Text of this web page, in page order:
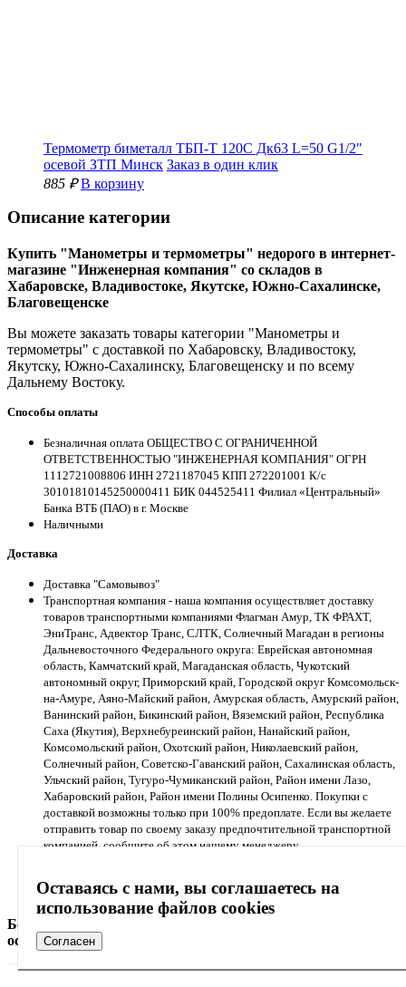
Термометр биметалл ТБП-Т 120С Дк63 L=50 G1/2"
осевой ЗТП Минск Заказ в один клик
885 ₽ В корзину
Описание категории
Купить "Манометры и термометры" недорого в интернет-
магазине "Инженерная компания" со складов в
Хабаровске, Владивостоке, Якутске, Южно-Сахалинске,
Благовещенске
Вы можете заказать товары категории "Манометры и
термометры" с доставкой по Хабаровску, Владивостоку,
Якутску, Южно-Сахалинску, Благовещенску и по всему
Дальнему Востоку.
Способы оплаты
Безналичная оплата ОБЩЕСТВО С ОГРАНИЧЕННОЙ
ОТВЕТСТВЕННОСТЬЮ "ИНЖЕНЕРНАЯ КОМПАНИЯ" ОГРН
1112721008806 ИНН 2721187045 КПП 272201001 К/с
30101810145250000411 БИК 044525411 Филиал «Центральный»
Банка ВТБ (ПАО) в г. Москве
Наличными
Доставка
Доставка "Самовывоз"
Транспортная компания - наша компания осуществляет доставку
товаров транспортными компаниями Флагман Амур, ТК ФРАХТ,
ЭниТранс, Адвектор Транс, СЛТК, Солнечный Магадан в регионы
Дальневосточного Федерального округа: Еврейская автономная
область, Камчатский край, Магаданская область, Чукотский
автономный округ, Приморский край, Городской округ Комсомольск-
на-Амуре, Аяно-Майский район, Амурская область, Амурский район,
Ванинский район, Бикинский район, Вяземский район, Республика
Саха (Якутия), Верхнебуреинский район, Нанайский район,
Комсомольский район, Охотский район, Николаевский район,
Солнечный район, Советско-Гаванский район, Сахалинская область,
Ульчский район, Тугуро-Чумиканский район, Район имени Лазо,
Хабаровский район, Район имени Полины Осипенко. Покупки с
доставкой возможны только при 100% предоплате. Если вы желаете
отправить товар по своему заказу предпочтительной транспортной
компанией, сообщите об этом нашему менеджеру.
Почта России
Более подробную информацию вы можете получить,
оставив заявку онлайн, или по телефону
Оставаясь с нами, вы соглашаетесь на
использование файлов cookies
Согласен